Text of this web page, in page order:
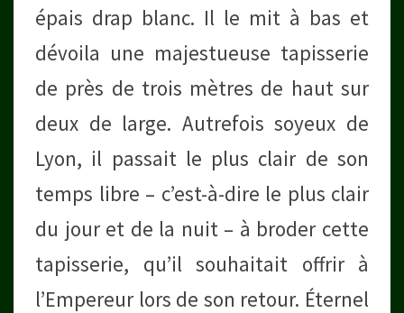
épais drap blanc. Il le mit à bas et
dévoila une majestueuse tapisserie
de près de trois mètres de haut sur
deux de large. Autrefois soyeux de
Lyon, il passait le plus clair de son
temps libre – c’est-à-dire le plus clair
du jour et de la nuit – à broder cette
tapisserie, qu’il souhaitait offrir à
l’Empereur lors de son retour. Éternel